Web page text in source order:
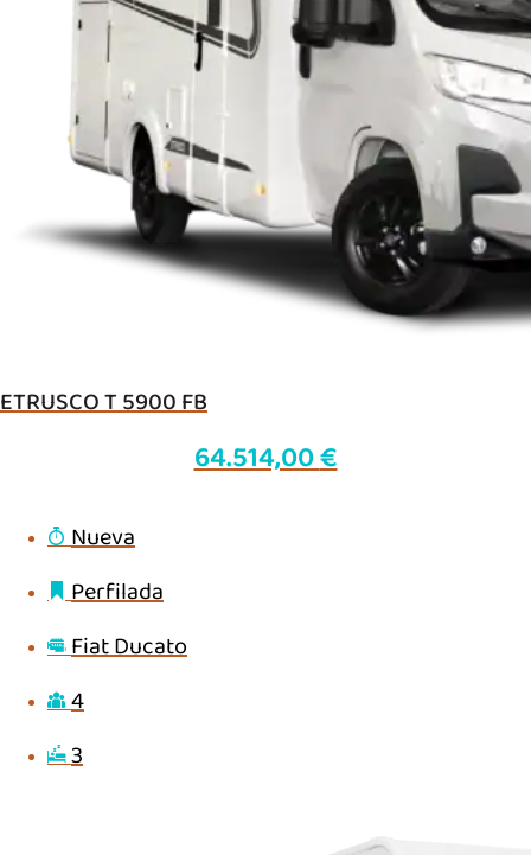
ETRUSCO T 5900 FB
64.514,00€
Nueva
Perfilada
Fiat Ducato
4
3